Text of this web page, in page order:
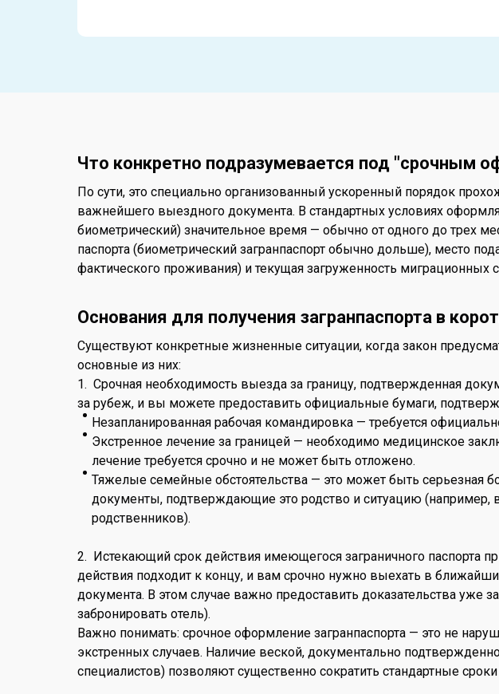
Что конкретно подразумевается под "срочным
По сути, это специально организованный ускоренный порядок
важнейшего выездного документа. В стандартных условиях
биометрический) значительное время — обычно от одного до трех
паспорта (биометрический загранпаспорт обычно дольше), место
фактического проживания) и текущая загруженность миграционных
Основания для получения загранпаспорта в
Существуют конкретные жизненные ситуации, когда закон
основные из них:
1. Срочная необходимость выезда за границу, подтвержденная
за рубеж, и вы можете предоставить официальные бумаги,
Незапланированная рабочая командировка — требуется
Экстренное лечение за границей — необходимо медицинское
лечение требуется срочно и не может быть отложено.
Тяжелые семейные обстоятельства — это может быть серьезная
документы, подтверждающие это родство и ситуацию (например,
родственников).
2. Истекающий срок действия имеющегося заграничного паспорта
действия подходит к концу, и вам срочно нужно выехать в
документа. В этом случае важно предоставить доказательства уже
забронировать отель).
Важно понимать: срочное оформление загранпаспорта — это не
экстренных случаев. Наличие веской, документально
специалистов) позволяют существенно сократить стандартные